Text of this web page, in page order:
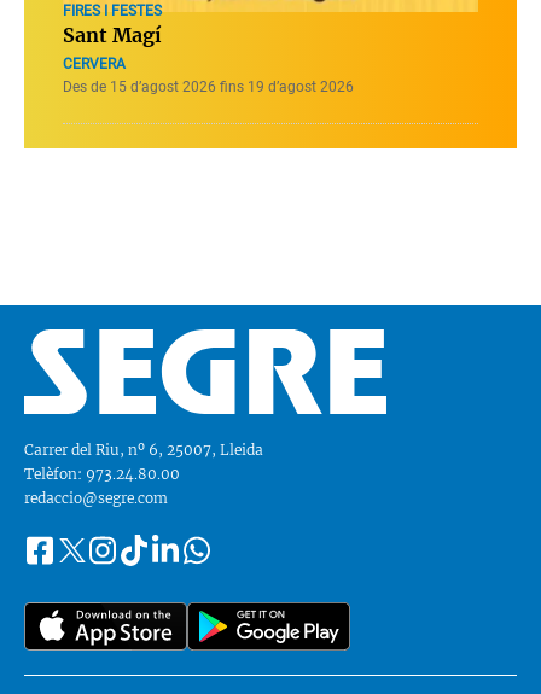
FIRES I FESTES
Sant Magí
CERVERA
Des de 15 d’agost 2026 fins 19 d’agost 2026
Carrer del Riu, nº 6, 25007, Lleida
Telèfon: 973.24.80.00
redaccio@segre.com
Segueix-
a::
FacebookInstagram
TiktokLinkedinWhatsapp